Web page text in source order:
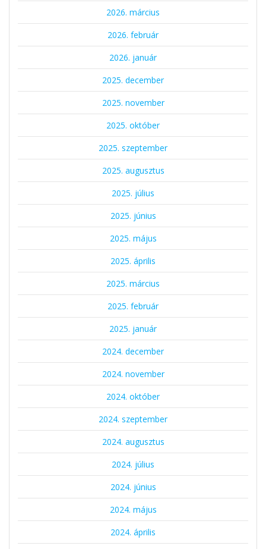
2026. március
2026. február
2026. január
2025. december
2025. november
2025. október
2025. szeptember
2025. augusztus
2025. július
2025. június
2025. május
2025. április
2025. március
2025. február
2025. január
2024. december
2024. november
2024. október
2024. szeptember
2024. augusztus
2024. július
2024. június
2024. május
2024. április